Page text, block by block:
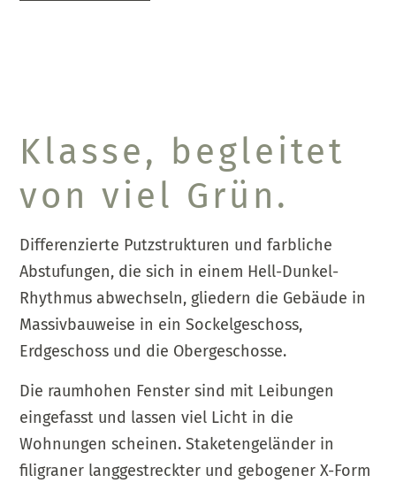
Klasse, begleitet
von viel Grün.
Differenzierte Putzstrukturen und farbliche
Abstufungen, die sich in einem Hell-Dunkel-
Rhythmus abwechseln, gliedern die Gebäude in
Massivbauweise in ein Sockelgeschoss,
Erdgeschoss und die Obergeschosse.
Die raumhohen Fenster sind mit Leibungen
eingefasst und lassen viel Licht in die
Wohnungen scheinen. Staketengeländer in
filigraner langgestreckter und gebogener X-Form